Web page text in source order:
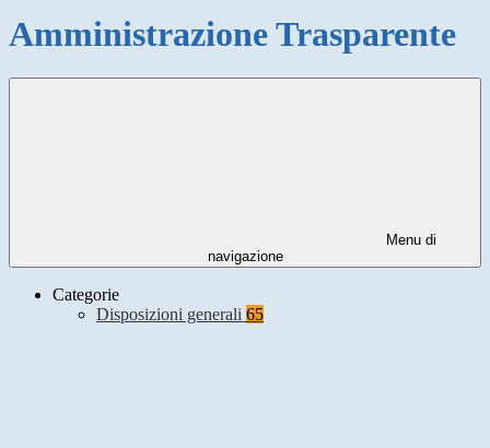
Amministrazione Trasparente
Menu di
navigazione
Categorie
Disposizioni generali 65